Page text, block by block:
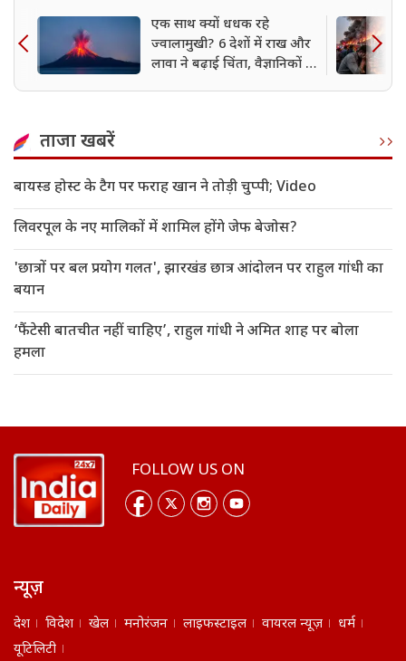
एक साथ क्यों धधक रहे
ज्वालामुखी? 6 देशों में राख और
लावा ने बढ़ाई चिंता, वैज्ञानिकों ने
ताजा खबरें
बायस्ड होस्ट के टैग पर फराह खान ने तोड़ी चुप्पी; Video
लिवरपूल के नए मालिकों में शामिल होंगे जेफ बेजोस?
'छात्रों पर बल प्रयोग गलत', झारखंड छात्र आंदोलन पर राहुल गांधी का
बयान
‘फैंटेसी बातचीत नहीं चाहिए’, राहुल गांधी ने अमित शाह पर बोला
हमला
FOLLOW US ON
न्यूज़
देश विदेश खेल मनोरंजन लाइफस्टाइल वायरल न्यूज़
धर्म
यूटिलिटी